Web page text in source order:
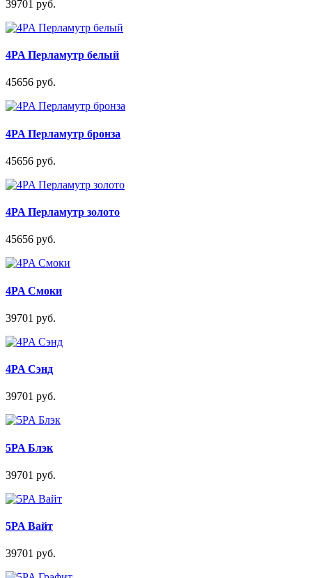
39701 руб.
4PA Перламутр белый
45656 руб.
4PA Перламутр бронза
45656 руб.
4PA Перламутр золото
45656 руб.
4PA Смоки
39701 руб.
4PA Сэнд
39701 руб.
5PA Блэк
39701 руб.
5PA Вайт
39701 руб.